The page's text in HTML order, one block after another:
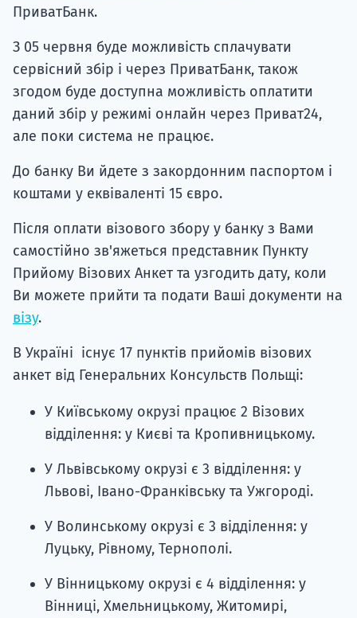
ПриватБанк.
З 05 червня буде можливість сплачувати
сервісний збір і через ПриватБанк, також
згодом буде доступна можливість оплатити
даний збір у режимі онлайн через Приват24,
але поки система не працює.
До банку Ви йдете з закордонним паспортом і
коштами у еквіваленті 15 євро.
Після оплати візового збору у банку з Вами
самостійно зв'яжеться представник Пункту
Прийому Візових Анкет та узгодить дату, коли
Ви можете прийти та подати Ваші документи на
візу.
В Україні існує 17 пунктів прийомів візових
анкет від Генеральних Консульств Польщі:
У Київському окрузі працює 2 Візових
відділення: у Києві та Кропивницькому.
У Львівському окрузі є 3 відділення: у
Львові, Івано-Франківську та Ужгороді.
У Волинському окрузі є 3 відділення: у
Луцьку, Рівному, Тернополі.
У Вінницькому окрузі є 4 відділення: у
Вінниці, Хмельницькому, Житомирі,